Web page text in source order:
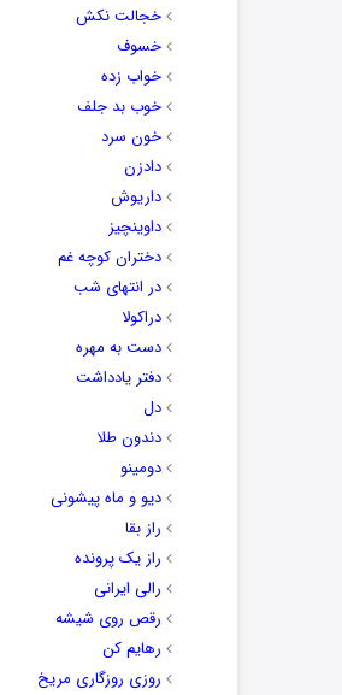
خجالت نکش
خسوف
خواب زده
خوب بد جلف
خون سرد
دادزن
داریوش
داوینچیز
دختران کوچه غم
در انتهای شب
دراکولا
دست به مهره
دفتر یادداشت
دل
دندون طلا
دومینو
دیو و ماه پیشونی
راز بقا
راز یک پرونده
رالی ایرانی
رقص روی شیشه
رهایم کن
روزی روزگاری مریخ